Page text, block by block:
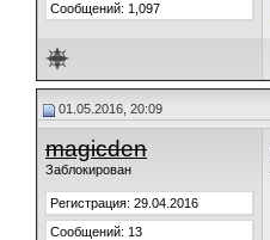
Сообщений: 1,097
01.05.2016, 20:09
magicden
Заблокирован
Регистрация: 29.04.2016
Сообщений: 13